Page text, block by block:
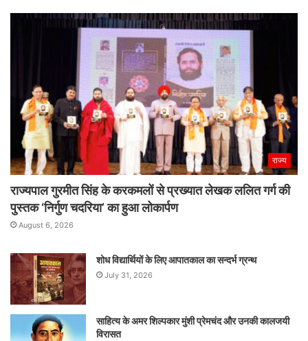
राज्य
राज्यपाल गुरमीत सिंह के करकमलों से प्रख्यात लेखक ललित गर्ग की
पुस्तक ‘निर्गुण चदरिया’ का हुआ लोकार्पण
August 6, 2026
शोध विद्यार्थियों के लिए आपातकाल का सन्दर्भ ग्रन्थ
July 31, 2026
साहित्य के अमर शिल्पकार मुंशी प्रेमचंद और उनकी कालजयी
विरासत